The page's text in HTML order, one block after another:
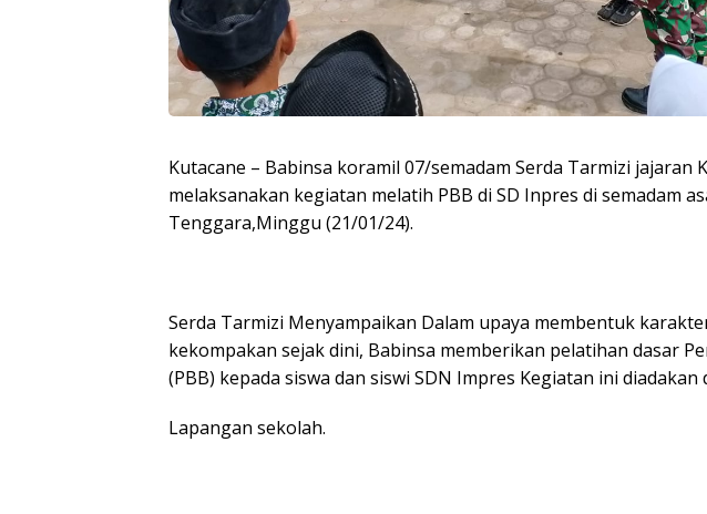
Kutacane – Babinsa koramil 07/semadam Serda Tarmizi jajaran
melaksanakan kegiatan melatih PBB di SD Inpres di semadam
Tenggara,Minggu (21/01/24).
Serda Tarmizi Menyampaikan Dalam upaya membentuk
kekompakan sejak dini, Babinsa memberikan pelatihan dasar
(PBB) kepada siswa dan siswi SDN Impres Kegiatan ini diadakan
Lapangan sekolah.